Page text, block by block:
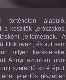
alapuló,
a készítők „erőszakos,
jellemeznek. A
titok övezi, és azt sem
milyen karaktereket
Annyit azonban tudni
szereplő köré épül,
jelentős részében